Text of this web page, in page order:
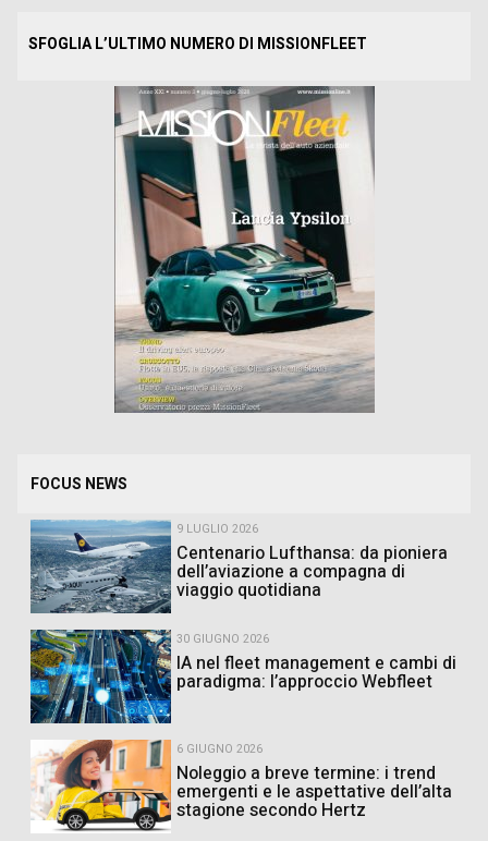
SFOGLIA L’ULTIMO NUMERO DI MISSIONFLEET
FOCUS NEWS
9 LUGLIO 2026
Centenario Lufthansa: da pioniera
dell’aviazione a compagna di
viaggio quotidiana
30 GIUGNO 2026
IA nel fleet management e cambi di
paradigma: l’approccio Webfleet
6 GIUGNO 2026
Noleggio a breve termine: i trend
emergenti e le aspettative dell’alta
stagione secondo Hertz